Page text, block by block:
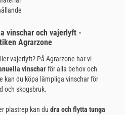
vinschar och vajerlyft -
Agrarzone
vajerlyft? På Agrarzone har vi
vinscharför alla behov och
kan du köpa lämpliga vinschar för
och skogsbruk.
plastrep kan du dra och flytta tunga